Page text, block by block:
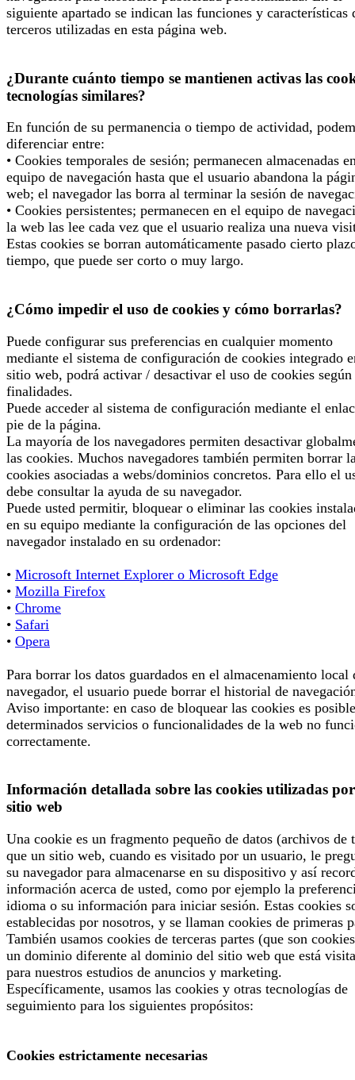
siguiente apartado se indican las funciones y características
terceros utilizadas en esta página web.
¿Durante cuánto tiempo se mantienen activas las
tecnologías similares?
En función de su permanencia o tiempo de actividad,
diferenciar entre:
• Cookies temporales de sesión; permanecen almacenadas
equipo de navegación hasta que el usuario abandona la
web; el navegador las borra al terminar la sesión de
• Cookies persistentes; permanecen en el equipo de
la web las lee cada vez que el usuario realiza una nueva
Estas cookies se borran automáticamente pasado cierto
tiempo, que puede ser corto o muy largo.
¿Cómo impedir el uso de cookies y cómo borrarlas?
Puede configurar sus preferencias en cualquier momento
mediante el sistema de configuración de cookies integrado
sitio web, podrá activar / desactivar el uso de cookies según
finalidades.
Puede acceder al sistema de configuración mediante el
pie de la página.
La mayoría de los navegadores permiten desactivar
las cookies. Muchos navegadores también permiten borrar
cookies asociadas a webs/dominios concretos. Para ello el
debe consultar la ayuda de su navegador.
Puede usted permitir, bloquear o eliminar las cookies
en su equipo mediante la configuración de las opciones del
navegador instalado en su ordenador:
• Microsoft Internet Explorer o Microsoft Edge
• Mozilla Firefox
• Chrome
• Safari
• Opera
Para borrar los datos guardados en el almacenamiento local
navegador, el usuario puede borrar el historial de
Aviso importante: en caso de bloquear las cookies es
determinados servicios o funcionalidades de la web no
correctamente.
Información detallada sobre las cookies utilizadas por
sitio web
Una cookie es un fragmento pequeño de datos (archivos de
que un sitio web, cuando es visitado por un usuario, le
su navegador para almacenarse en su dispositivo y así
información acerca de usted, como por ejemplo la
idioma o su información para iniciar sesión. Estas cookies
establecidas por nosotros, y se llaman cookies de primeras
También usamos cookies de terceras partes (que son
un dominio diferente al dominio del sitio web que está
para nuestros estudios de anuncios y marketing.
Específicamente, usamos las cookies y otras tecnologías de
seguimiento para los siguientes propósitos:
Cookies estrictamente necesarias